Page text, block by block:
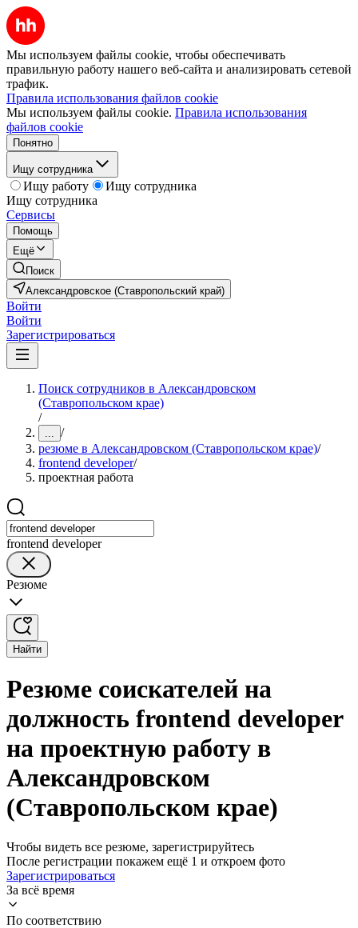
Мы используем файлы cookie, чтобы обеспечивать
правильную работу нашего веб-сайта и анализировать сетевой
трафик.
Правила использования файлов cookie
Мы используем файлы cookie. Правила использования
файлов cookie
Понятно
Ищу сотрудника
Ищу работу
Ищу сотрудника
Ищу сотрудника
Сервисы
Помощь
Ещё
Поиск
Александровское (Ставропольский край)
Войти
Войти
Зарегистрироваться
Поиск сотрудников в Александровском
(Ставропольском крае)
/
... /
резюме в Александровском (Ставропольском крае)/
frontend developer/
проектная работа
frontend developer
Резюме
Найти
Резюме соискателей на
должность frontend developer
на проектную работу в
Александровском
(Ставропольском крае)
Чтобы видеть все резюме, зарегистрируйтесь
После регистрации покажем ещё 1 и откроем фото
Зарегистрироваться
За всё время
По соответствию